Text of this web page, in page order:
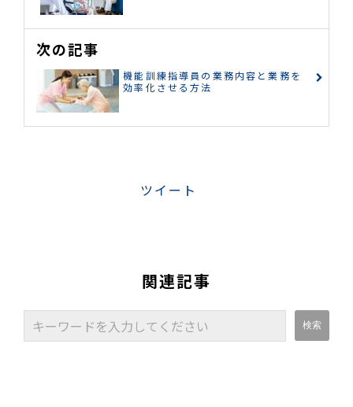
次の記事
機能訓練指導員の業務内容と業務を
効率化させる方法
ツイート
関連記事